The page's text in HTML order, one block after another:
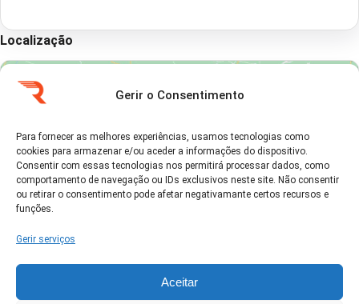
Gerir o Consentimento
Para fornecer as melhores experiências, usamos tecnologias como
cookies para armazenar e/ou aceder a informações do dispositivo.
Consentir com essas tecnologias nos permitirá processar dados, como
comportamento de navegação ou IDs exclusivos neste site. Não consentir
ou retirar o consentimento pode afetar negativamante certos recursos e
funções.
Gerir serviços
Aceitar
Localização
Clique em 'Concordo' para ativar Google
maps
Política de Cookies